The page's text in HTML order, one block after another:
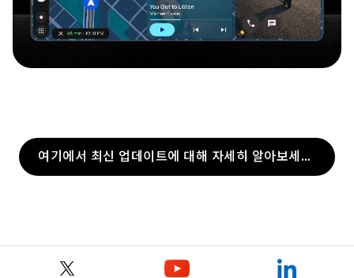
여기에서 최신 업데이트에 대해 자세히 알아보세요.